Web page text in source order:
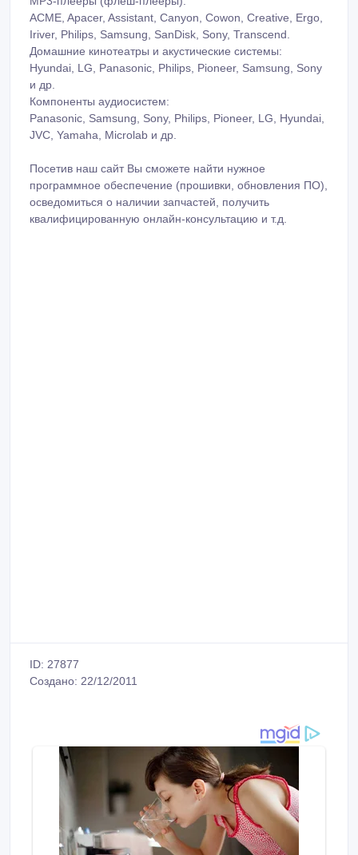
ACME, Apacer, Assistant, Canyon, Cowon, Creative, Ergo,
Iriver, Philips, Samsung, SanDisk, Sony, Transcend.
Домашние кинотеатры и акустические системы:
Hyundai, LG, Panasonic, Philips, Pioneer, Samsung, Sony
и др.
Компоненты аудиосистем:
Panasonic, Samsung, Sony, Philips, Pioneer, LG, Hyundai,
JVC, Yamaha, Microlab и др.
Посетив наш сайт Вы сможете найти нужное
программное обеспечение (прошивки, обновления ПО),
осведомиться о наличии запчастей, получить
квалифицированную онлайн-консультацию и т.д.
ID: 27877
Создано: 22/12/2011